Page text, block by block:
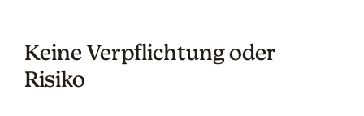
Keine Verpflichtung oder
Risiko